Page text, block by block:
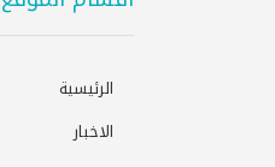
الرئيسية
الاخبار